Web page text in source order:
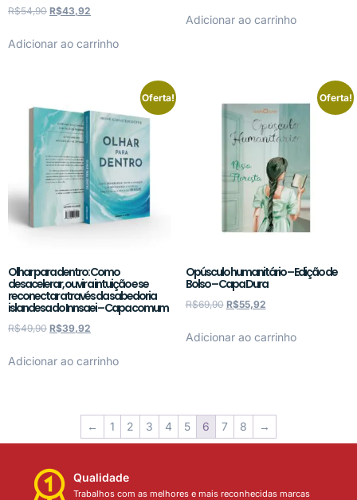
R$54,90 R$43,92
Adicionar ao carrinho
Adicionar ao carrinho
Oferta!
Olhar para dentro: Como
desacelerar, ouvir a intuição e se
reconectar através da sabedoria
islandesa do Innsaei – Capa comum
R$49,90 R$39,92
Adicionar ao carrinho
Oferta!
Opúsculo humanitário – Edição de
Bolso – Capa Dura
R$69,90 R$55,92
Adicionar ao carrinho
← 1 2 3 4 5 6 7 8 →
Qualidade
Trabalhos com as melhores e mais reconhecidas marcas